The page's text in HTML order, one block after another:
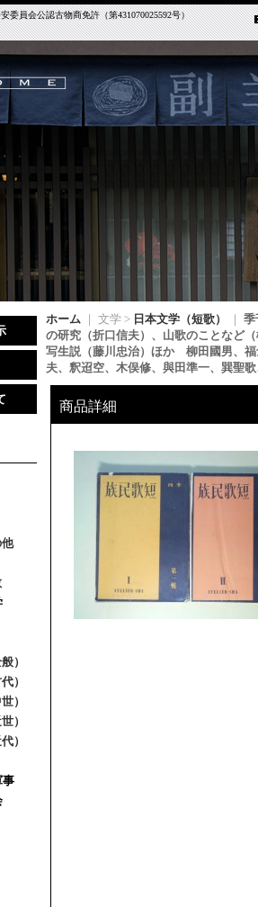
員会公認古物商免許（第431070025592号）
）
）
）
）
）
事
ホーム ｜ 文学 > 日本文学（短歌）
の研究（折口信夫）、山歌のことなど
写生説（藤川忠治）ほか 柳田國男、福
夫、釈迢空、木俣修、與田準一、巽聖
商品詳細